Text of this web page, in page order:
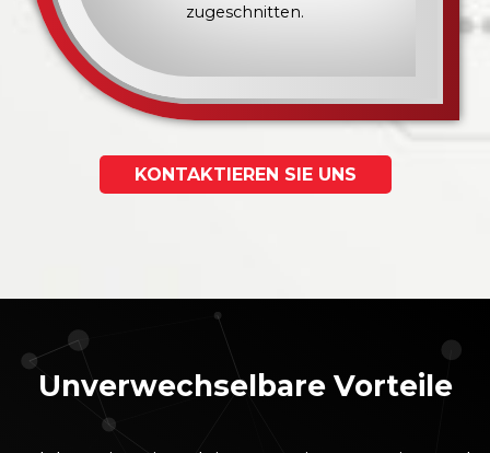
zugeschnitten.
KONTAKTIEREN SIE UNS
Unverwechselbare Vorteile